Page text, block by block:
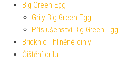
Big Green Egg
Grily Big Green Egg
Příslušenství Big Green Egg
Bricknic - hliněné cihly
Čištění grilu